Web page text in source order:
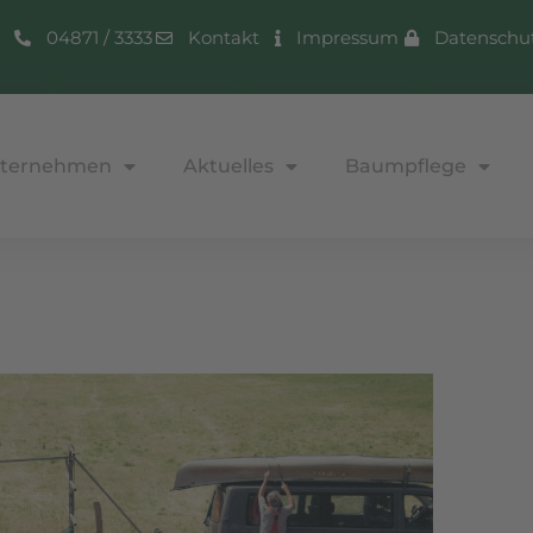
04871 / 3333 Kontakt Impressum
Aktuelles Baumpflege